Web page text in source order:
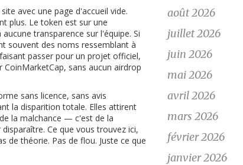
avec une page d'accueil vide.
plus. Le token est sur une
transparence sur l'équipe. Si
souvent des noms ressemblant à
passer pour un projet officiel,
sans aucun airdrop
sans licence, sans avis
la disparition totale. Elles attirent
la malchance — c'est de la
Ce que vous trouvez ici,
de théorie. Pas de flou. Juste ce que
août 2026
juillet 2026
juin 2026
mai 2026
avril 2026
mars 2026
février 2026
janvier 2026